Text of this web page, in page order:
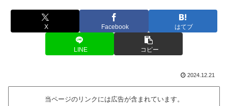
X Facebook はてブ
LINE コピー
2024.12.21
当ページのリンクには広告が含まれています。